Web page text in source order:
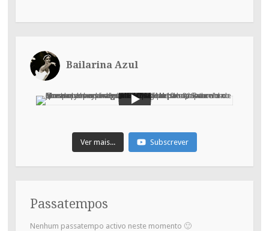
Bailarina Azul
Ver mais... Subscrever
Passatempos
Nenhum passatempo activo neste momento 🙂